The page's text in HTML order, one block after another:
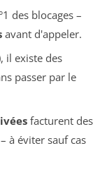
des blocages –
avant d'appeler.
il existe des
passer par le
facturent des
à éviter sauf cas